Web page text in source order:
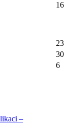
16
23
30
6
–